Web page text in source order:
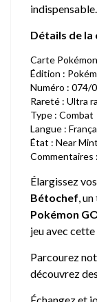
indispensable.
Détails de la
Carte
Édition :
Numéro : 074/
Rareté : Ultra
Type : Combat
Langue :
État : Near Mint
Commentaires
Élargissez
Bétochef,
Pokémon
jeu avec
Parcourez
découvrez